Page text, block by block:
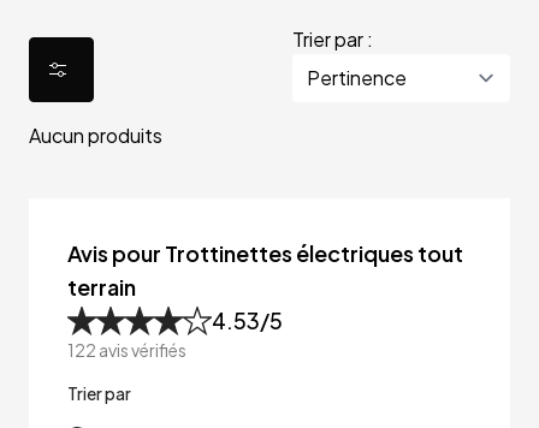
Trier par :
Aucun produits
Avis pour Trottinettes électriques tout
terrain
4.53/5
122 avis vérifiés
Trier par